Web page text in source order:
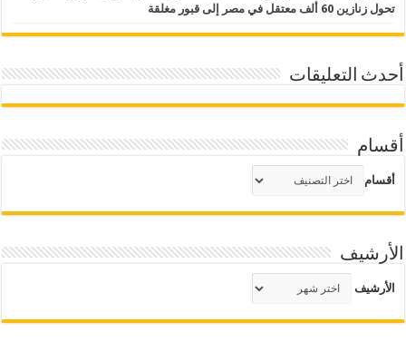
تحول زنازين 60 ألف معتقل في مصر إلى قبور مغلقة
أحدث التعليقات
أقسام
أقسام
الأرشيف
الأرشيف